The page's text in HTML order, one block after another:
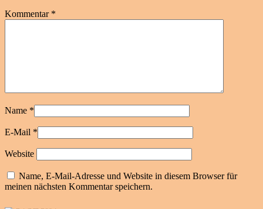
Kommentar *
Name *
E-Mail *
Website
Name, E-Mail-Adresse und Website in diesem Browser für
meinen nächsten Kommentar speichern.